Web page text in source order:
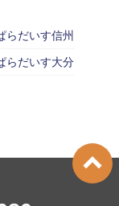
らだいす信州
らだいす大分